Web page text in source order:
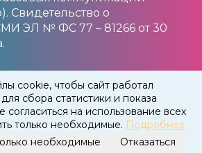
cookie, чтобы сайт работал
сбора статистики и показа
на использование всех
только необходимые. Подробнее
необходимые Отказаться
Свидетельство о
ЭЛ № ФС 77 – 81266 от 30